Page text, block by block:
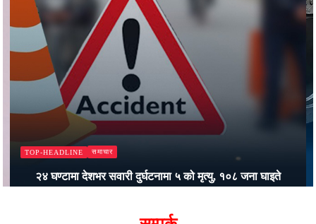
TOP-HEADLINE समाचार
२४ घण्टामा देशभर सवारी दुर्घटनामा ५ को मृत्यु, १०८ जना घाइते